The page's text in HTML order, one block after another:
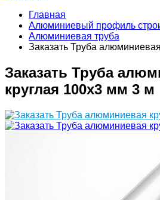
Главная
Алюминиевый профиль
Алюминиевая труба
Заказать Труба
Заказать Труба
круглая 100х3 мм 3 м